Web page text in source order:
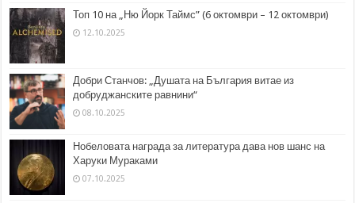
Топ 10 на „Ню Йорк Таймс” (6 октомври – 12 октомври)
12.10.2025
Добри Станчов: „Душата на България витае из
добруджанските равнини“
08.10.2025
Нобеловата награда за литература дава нов шанс на
Харуки Мураками
07.10.2025